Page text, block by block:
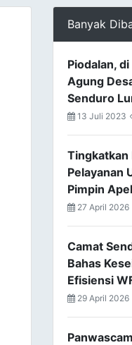
Banyak
Piodalan,
Agung
Senduro
13 Juli 2023
Tingkatkan
Pelayanan
Pimpin
27 April 2026
Camat
Bahas
Efisiensi
29 April 2026